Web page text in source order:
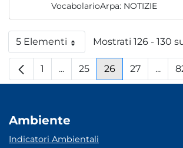
VocabolarioArpa: NOTIZIE
5 ElementiPer paginaMostrati 126 - 130
Pagina
1 ...Pagine intermedie
Pagina
25 Pagina
26 Pagina
27 ...
Ambiente
Indicatori Ambientali